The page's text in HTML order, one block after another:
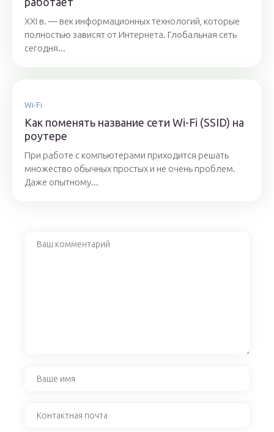
XXI в. — век информационных технологий, которые
полностью зависят от Интернета. Глобальная сеть
сегодня...
Wi-Fi
Как поменять название сети Wi-Fi (SSID) на
роутере
При работе с компьютерами приходится решать
множество обычных простых и не очень проблем.
Даже опытному...